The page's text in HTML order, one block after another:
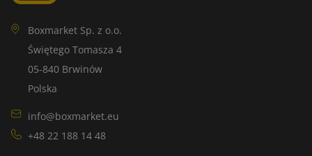
Boxmarket Sp. z o.o.
Świętego Tomasza 4
05-840 Brwinów
Polska
info@boxmarket.eu
+48 22 188 14 48